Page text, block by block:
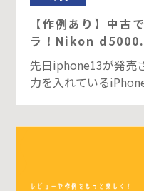
【作例あり】中古
ラ！Nikon
先日iphone13が発売
力を入れている